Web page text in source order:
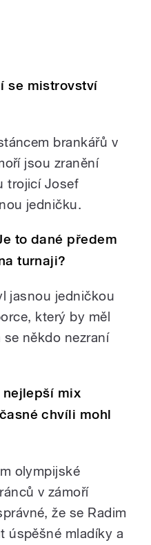
se mistrovství
brankářů v
jsou zranění
trojicí Josef
jedničku.
to dané předem
turnaji?
jasnou jedničkou
který by měl
někdo nezraní
mix
chvíli mohl
olympijské
v zámoří
že se Radim
úspěšné mladíky a